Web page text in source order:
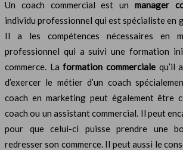
Un coach commercial est un manager
individu professionnel qui est spécialiste en
Il a les compétences nécessaires en
professionnel qui a suivi une formation
commerce. Laformation commercialequ’il
d’exercer le métier d’un coach
coach en marketing peut également être
coach ou un assistant commercial. Il peut
pour que celui-ci puisse prendre une
redresser son commerce. Il peut aussi le